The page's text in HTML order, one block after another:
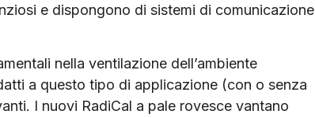
e dispongono di sistemi di comunicazione
nella ventilazione dell’ambiente
a questo tipo di applicazione (con o senza
I nuovi RadiCal a pale rovesce vantano